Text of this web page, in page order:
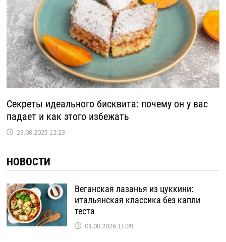
Секреты идеального бисквита: почему он у вас
падает и как этого избежать
23.08.2025 12:23
НОВОСТИ
Веганская лазанья из цуккини:
итальянская классика без капли
теста
08.08.2026 11:09